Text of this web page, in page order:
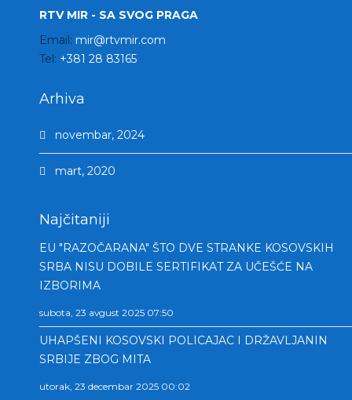
RTV MIR - SA SVOG PRAGA
Email: mir@rtvmir.com
Tel: +381 28 83165
Arhiva
novembar, 2024
mart, 2020
Najčitaniji
EU "RAZOČARANA" ŠTO DVE STRANKE KOSOVSKIH
SRBA NISU DOBILE SERTIFIKAT ZA UČEŠĆE NA
IZBORIMA
subota, 23 avgust 2025 07:50
UHAPŠENI KOSOVSKI POLICAJAC I DRŽAVLJANIN
SRBIJE ZBOG MITA
utorak, 23 decembar 2025 00:02